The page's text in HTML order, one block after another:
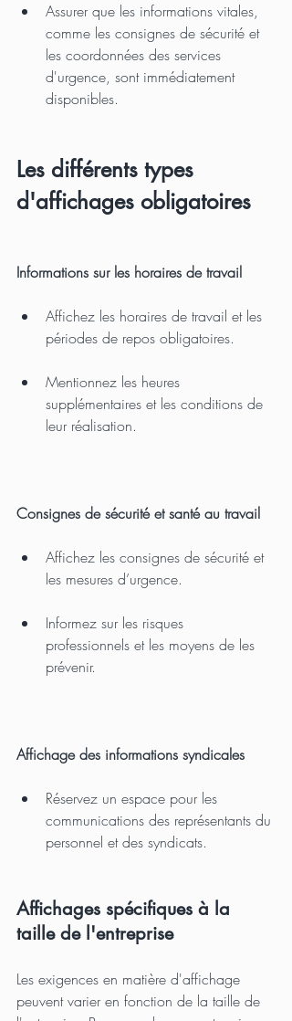
Assurer que les informations vitales,
comme les consignes de sécurité et
les coordonnées des services
d'urgence, sont immédiatement
disponibles.
Les différents types
d'affichages obligatoires
Informations sur les horaires de travail
Affichez les horaires de travail et les
périodes de repos obligatoires.
Mentionnez les heures
supplémentaires et les conditions de
leur réalisation.
Consignes de sécurité et santé au travail
Affichez les consignes de sécurité et
les mesures d’urgence.
Informez sur les risques
professionnels et les moyens de les
prévenir.
Affichage des informations syndicales
Réservez un espace pour les
communications des représentants du
personnel et des syndicats.
Affichages spécifiques à la
taille de l'entreprise
Les exigences en matière d'affichage
peuvent varier en fonction de la taille de